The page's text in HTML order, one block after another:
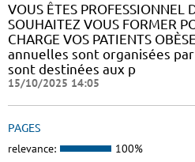
VOUS ÊTES PROFESSIONNEL
SOUHAITEZ VOUS FORMER
CHARGE VOS PATIENTS
annuelles sont organisées
sont destinées aux p
15/10/2025 14:05
PAGES
relevance: 100%